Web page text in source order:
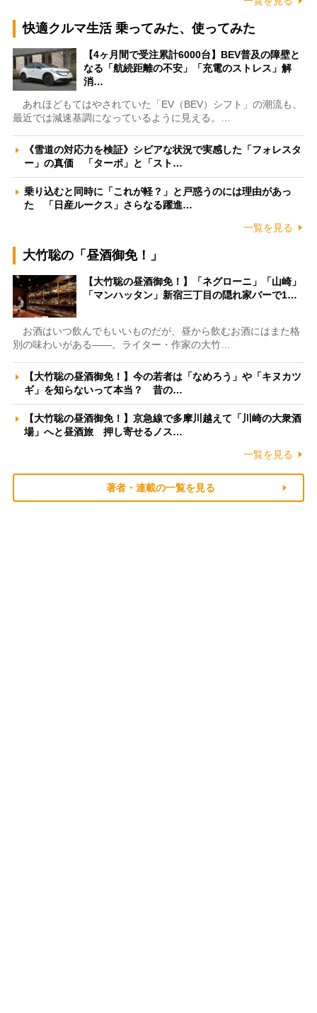
快適クルマ生活 乗ってみた、使ってみた
【4ヶ月間で受注累計6000台】BEV普及の障壁と
なる「航続距離の不安」「充電のストレス」解
消…
あれほどもてはやされていた「EV（BEV）シフト」の潮流も、
最近では減速基調になっているように見える。…
《雪道の対応力を検証》シビアな状況で実感した「フォレスタ
ー」の真価 「ターボ」と「スト…
乗り込むと同時に「これが軽？」と戸惑うのには理由があっ
た 「日産ルークス」さらなる躍進…
一覧を見る
大竹聡の「昼酒御免！」
【大竹聡の昼酒御免！】「ネグローニ」「山崎」
「マンハッタン」新宿三丁目の隠れ家バーで1…
お酒はいつ飲んでもいいものだが、昼から飲むお酒にはまた格
別の味わいがある――。ライター・作家の大竹…
【大竹聡の昼酒御免！】今の若者は「なめろう」や「キヌカツ
ギ」を知らないって本当？ 昔の…
【大竹聡の昼酒御免！】京急線で多摩川越えて「川崎の大衆酒
場」へと昼酒旅 押し寄せるノス…
一覧を見る
著者・連載の一覧を見る